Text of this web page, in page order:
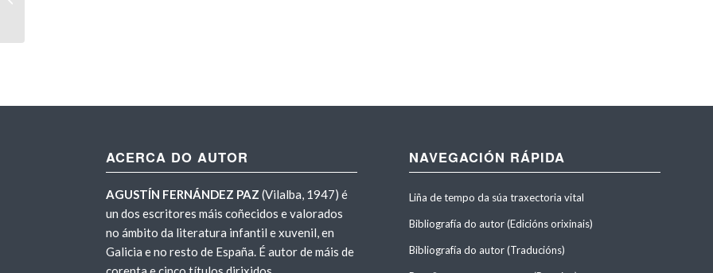
ACERCA DO AUTOR
AGUSTÍN FERNÁNDEZ PAZ (Vilalba, 1947) é
un dos escritores máis coñecidos e valorados
no ámbito da literatura infantil e xuvenil, en
Galicia e no resto de España. É autor de máis de
NAVEGACIÓN RÁPIDA
Liña de tempo da súa traxectoria vital
Bibliografía do autor (Edicións orixinais)
Bibliografía do autor (Traducións)